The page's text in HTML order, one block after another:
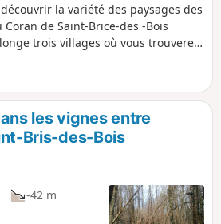
la variété des paysages des
de Saint-Brice-des -Bois
trois villages où vous trouverez
Passé Saint-Sauvant vous
des Borderies où les vignes et les
au détour d'un bois, au creux
est moins apprivoisée que dans le
les vignes entre
Bris-des-Bois
-42 m